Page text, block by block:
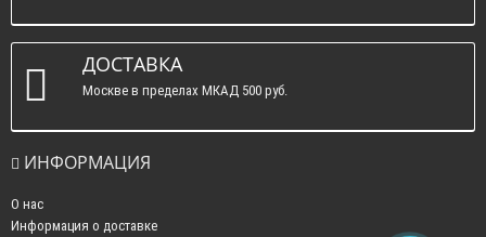
ДОСТАВКА
Москве в пределах МКАД 500 руб.
ИНФОРМАЦИЯ
О нас
Информация о доставке